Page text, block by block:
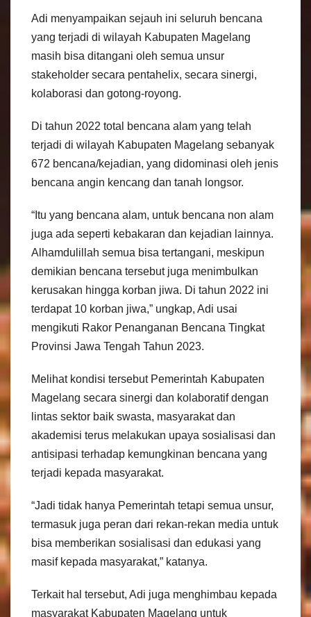
Adi menyampaikan sejauh ini seluruh bencana
yang terjadi di wilayah Kabupaten Magelang
masih bisa ditangani oleh semua unsur
stakeholder secara pentahelix, secara sinergi,
kolaborasi dan gotong-royong.
Di tahun 2022 total bencana alam yang telah
terjadi di wilayah Kabupaten Magelang sebanyak
672 bencana/kejadian, yang didominasi oleh jenis
bencana angin kencang dan tanah longsor.
“Itu yang bencana alam, untuk bencana non alam
juga ada seperti kebakaran dan kejadian lainnya.
Alhamdulillah semua bisa tertangani, meskipun
demikian bencana tersebut juga menimbulkan
kerusakan hingga korban jiwa. Di tahun 2022 ini
terdapat 10 korban jiwa,” ungkap, Adi usai
mengikuti Rakor Penanganan Bencana Tingkat
Provinsi Jawa Tengah Tahun 2023.
Melihat kondisi tersebut Pemerintah Kabupaten
Magelang secara sinergi dan kolaboratif dengan
lintas sektor baik swasta, masyarakat dan
akademisi terus melakukan upaya sosialisasi dan
antisipasi terhadap kemungkinan bencana yang
terjadi kepada masyarakat.
“Jadi tidak hanya Pemerintah tetapi semua unsur,
termasuk juga peran dari rekan-rekan media untuk
bisa memberikan sosialisasi dan edukasi yang
masif kepada masyarakat,” katanya.
Terkait hal tersebut, Adi juga menghimbau kepada
masyarakat Kabupaten Magelang untuk